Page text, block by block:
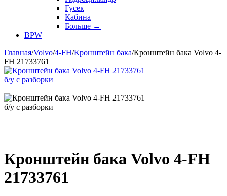
Гусек
Кабина
Больше →
BPW
Главная/Volvo/4-FH/Кронштейн бака/Кронштейн бака Volvo 4-
FH 21733761
Кронштейн бака Volvo 4-FH
21733761